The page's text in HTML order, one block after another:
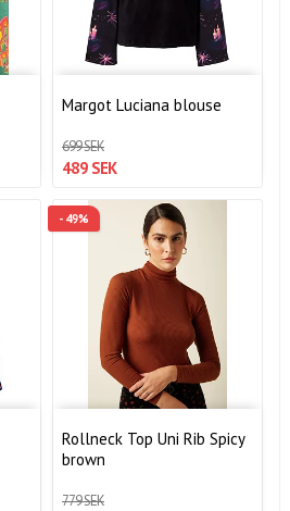
Margot Luciana blouse
699 SEK
489 SEK
- 49%
Rollneck Top Uni Rib Spicy
brown
779 SEK